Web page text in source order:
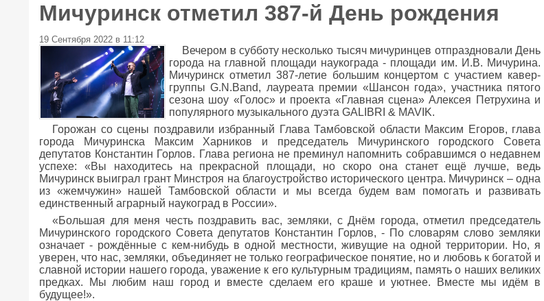
Мичуринск отметил 387-й День рождения
19 Сентября 2022 в 11:12
Вечером в субботу несколько тысяч мичуринцев отпраздновали День
города на главной площади наукограда - площади им. И.В. Мичурина.
Мичуринск отметил 387-летие большим концертом с участием кавер-
группы G.N.Band, лауреата премии «Шансон года», участника пятого
сезона шоу «Голос» и проекта «Главная сцена» Алексея Петрухина и
популярного музыкального дуэта GALIBRI & MAVIK.
Горожан со сцены поздравили избранный Глава Тамбовской области Максим Егоров, глава
города Мичуринска Максим Харников и председатель Мичуринского городского Совета
депутатов Константин Горлов. Глава региона не преминул напомнить собравшимся о недавнем
успехе: «Вы находитесь на прекрасной площади, но скоро она станет ещё лучше, ведь
Мичуринск выиграл грант Минстроя на благоустройство исторического центра. Мичуринск – одна
из «жемчужин» нашей Тамбовской области и мы всегда будем вам помогать и развивать
единственный аграрный наукоград в России».
«Большая для меня честь поздравить вас, земляки, с Днём города, отметил председатель
Мичуринского городского Совета депутатов Константин Горлов, - По словарям слово земляки
означает - рождённые с кем-нибудь в одной местности, живущие на одной территории. Но, я
уверен, что нас, земляки, объединяет не только географическое понятие, но и любовь к богатой и
славной истории нашего города, уважение к его культурным традициям, память о наших великих
предках. Мы любим наш город и вместе сделаем его краше и уютнее. Вместе мы идём в
будущее!».